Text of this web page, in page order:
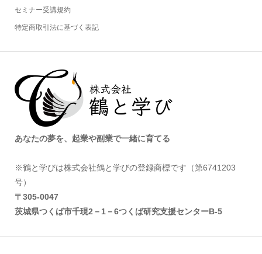
セミナー受講規約
特定商取引法に基づく表記
あなたの夢を、起業や副業で一緒に育てる
※鶴と学びは株式会社鶴と学びの登録商標です（第6741203
号）
〒305‐0047
茨城県つくば市千現2－1－6つくば研究支援センターB-5